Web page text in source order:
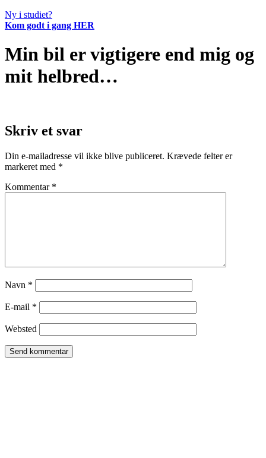
Ny i studiet?
Kom godt i gang HER
Min bil er vigtigere end mig og
mit helbred…
Skriv et svar
Din e-mailadresse vil ikke blive publiceret. Krævede felter er
markeret med *
Kommentar *
Navn *
E-mail *
Websted